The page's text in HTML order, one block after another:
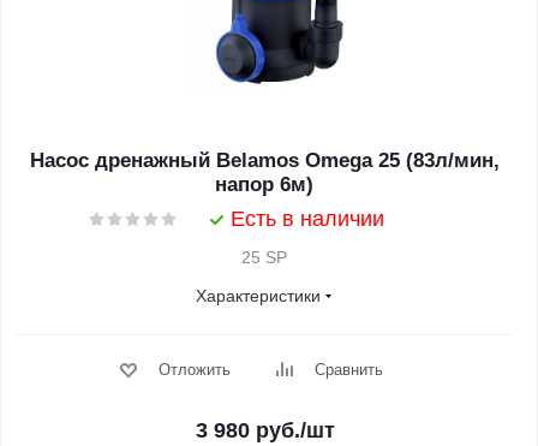
Насос дренажный Belamos Omega 25 (83л/мин,
напор 6м)
Есть в наличии
25 SP
Характеристики
Отложить Сравнить
3 980руб./шт